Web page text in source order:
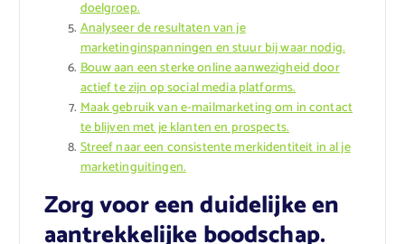
doelgroep.
Analyseer de resultaten van je
marketinginspanningen en stuur bij waar nodig.
Bouw aan een sterke online aanwezigheid door
actief te zijn op social media platforms.
Maak gebruik van e-mailmarketing om in contact
te blijven met je klanten en prospects.
Streef naar een consistente merkidentiteit in al je
marketinguitingen.
Zorg voor een duidelijke en
aantrekkelijke boodschap.